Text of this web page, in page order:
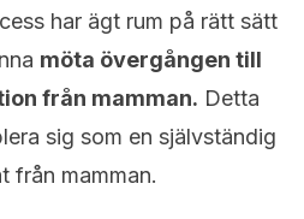
har ägt rum på rätt sätt
möta övergången till
från mamman. Detta
sig som en självständig
från mamman.